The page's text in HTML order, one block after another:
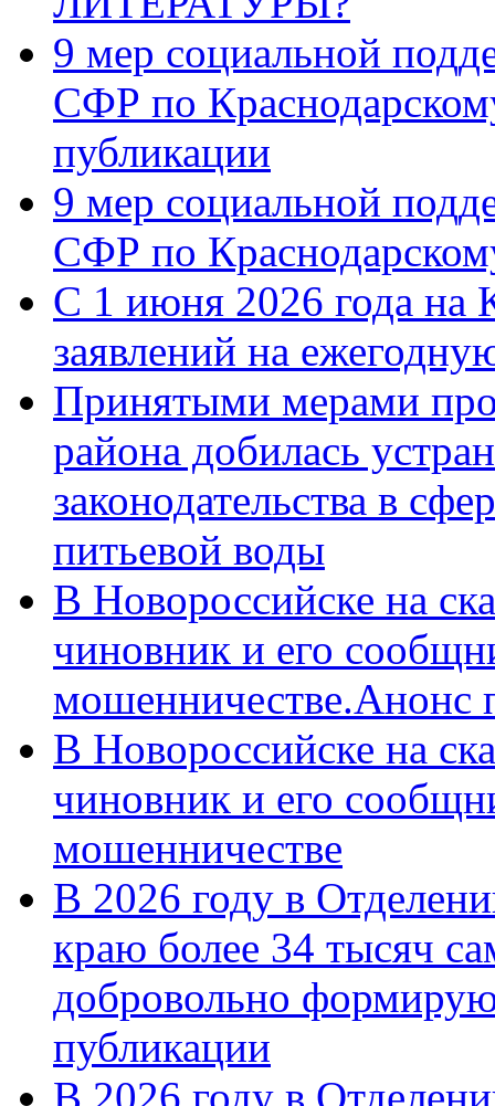
9 мер социальной
СФР по
публикации
9 мер социальной
СФР по
С 1 июня 2026 года на
заявлений на
Принятыми мерами
района добилась
законодательства в
питьевой воды
В Новороссийске на
чиновник и его
мошенничестве.Анонс
В Новороссийске на
чиновник и его
мошенничестве
В 2026 году в
краю более 34 тысяч
добровольно
публикации